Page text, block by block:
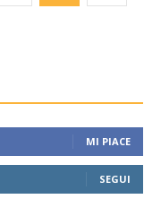
MI PIACE
SEGUI